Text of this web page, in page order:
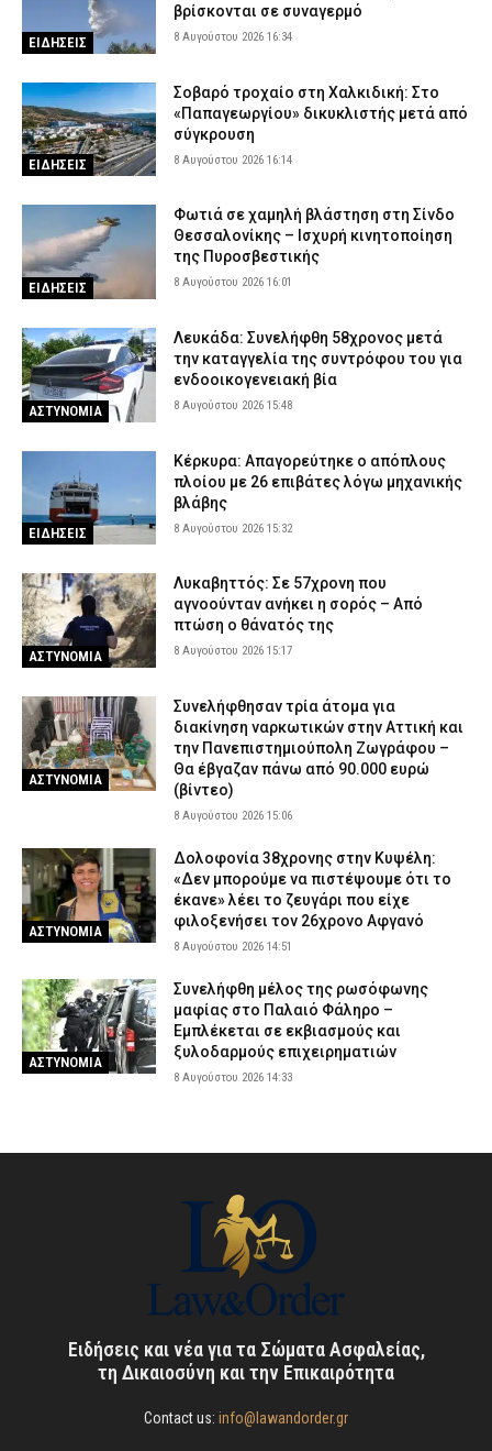
ΕΙΔΗΣΕΙΣ
βρίσκονται σε συναγερμό
8 Αυγούστου 2026 16:34
ΕΙΔΗΣΕΙΣ
Σοβαρό τροχαίο στη Χαλκιδική: Στο
«Παπαγεωργίου» δικυκλιστής μετά από
σύγκρουση
8 Αυγούστου 2026 16:14
ΕΙΔΗΣΕΙΣ
Φωτιά σε χαμηλή βλάστηση στη Σίνδο
Θεσσαλονίκης – Ισχυρή κινητοποίηση
της Πυροσβεστικής
8 Αυγούστου 2026 16:01
ΑΣΤΥΝΟΜΙΑ
Λευκάδα: Συνελήφθη 58χρονος μετά
την καταγγελία της συντρόφου του για
ενδοοικογενειακή βία
8 Αυγούστου 2026 15:48
ΕΙΔΗΣΕΙΣ
Κέρκυρα: Απαγορεύτηκε ο απόπλους
πλοίου με 26 επιβάτες λόγω μηχανικής
βλάβης
8 Αυγούστου 2026 15:32
ΑΣΤΥΝΟΜΙΑ
Λυκαβηττός: Σε 57χρονη που
αγνοούνταν ανήκει η σορός – Από
πτώση ο θάνατός της
8 Αυγούστου 2026 15:17
ΑΣΤΥΝΟΜΙΑ
Συνελήφθησαν τρία άτομα για
διακίνηση ναρκωτικών στην Αττική και
την Πανεπιστημιούπολη Ζωγράφου –
Θα έβγαζαν πάνω από 90.000 ευρώ
(βίντεο)
8 Αυγούστου 2026 15:06
ΑΣΤΥΝΟΜΙΑ
Δολοφονία 38χρονης στην Κυψέλη:
«Δεν μπορούμε να πιστέψουμε ότι το
έκανε» λέει το ζευγάρι που είχε
φιλοξενήσει τον 26χρονο Αφγανό
8 Αυγούστου 2026 14:51
ΑΣΤΥΝΟΜΙΑ
Συνελήφθη μέλος της ρωσόφωνης
μαφίας στο Παλαιό Φάληρο –
Εμπλέκεται σε εκβιασμούς και
ξυλοδαρμούς επιχειρηματιών
8 Αυγούστου 2026 14:33
Ειδήσεις και νέα για τα Σώματα Ασφαλείας,
τη Δικαιοσύνη και την Επικαιρότητα
Contact us: info@lawandorder.gr